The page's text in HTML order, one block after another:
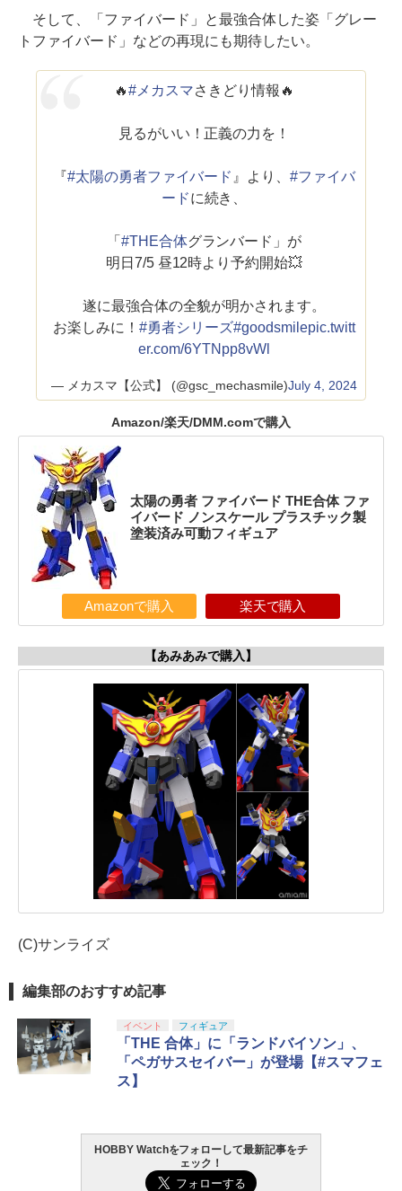
そして、「ファイバード」と最強合体した姿「グレー
トファイバード」などの再現にも期待したい。
🔥#メカスマさきどり情報🔥
見るがいい！正義の力を！
『#太陽の勇者ファイバード 』より、#ファイバ
ードに続き、
「 #THE合体グランバード」が
明日7/5 昼12時より予約開始💥
遂に最強合体の全貌が明かされます。
お楽しみに！#勇者シリーズ#goodsmilepic.twitt
er.com/6YTNpp8vWl
— メカスマ【公式】 (@gsc_mechasmile)July 4, 2024
Amazon/楽天/DMM.comで購入
太陽の勇者 ファイバード THE合体 ファ
イバード ノンスケール プラスチック製
塗装済み可動フィギュア
Amazonで購入 楽天で購入
【あみあみで購入】
(C)サンライズ
編集部のおすすめ記事
イベント フィギュア
「THE 合体」に「ランドバイソン」、
「ペガサスセイバー」が登場【#スマフェ
ス】
HOBBY Watchをフォローして最新記事をチ
ェック！